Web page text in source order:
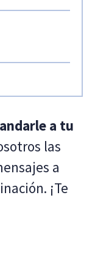
a tu
las
a
¡Te